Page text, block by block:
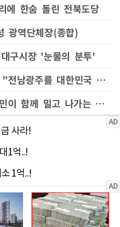
에 한숨 돌린 전북도당
광역단체장(종합)
구시장 '눈물의 분투'
[당선인 인터뷰] 통합시장 민형배 "전남광주를 대한민국 새 성장축으로"
[당선인 인터뷰] 민주 박수현 "도민이 함께 밀고 나가는 충남 만들 것"